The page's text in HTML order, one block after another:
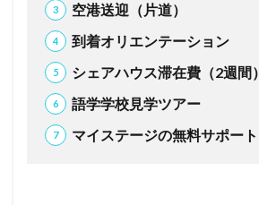
空港送迎（片道）
到着オリエンテーション
シェアハウス滞在費（2週間）
語学学校見学ツアー
マイステージの無料サポート